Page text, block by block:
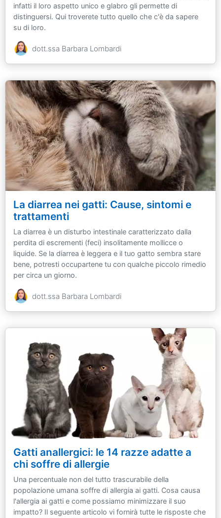
infatti il loro aspetto unico e glabro gli permette di
distinguersi. Qui troverete tutto quello che c'è da sapere
su di loro.
dott.ssa Barbara Lombardi
La diarrea nei gatti: Cause, sintomi e
trattamenti
La diarrea è un disturbo intestinale caratterizzato dalla
perdita di escrementi (feci) insolitamente mollicce o
liquide. Se la diarrea è leggera e il tuo gatto sembra stare
bene, potresti occupartene tu con qualche piccolo rimedio
per circa un giorno.
dott.ssa Barbara Lombardi
Gatti anallergici: le 14 razze adatte a
chi soffre di allergie
Una percentuale non del tutto trascurabile della
popolazione umana soffre di allergia ai gatti. Cosa causa
l'allergia ai gatti e come possiamo minimizzare il suo
impatto? Il seguente articolo vi fornirà tutte le risposte che